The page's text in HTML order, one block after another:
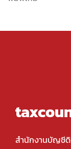
สำนักงานบัญชีดิ